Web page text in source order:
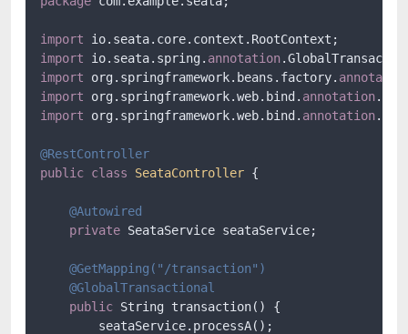
import
import io.seata.spring. annotation
import org.springframework.beans.factory.
import org.springframework.web.bind. annotation
import org.springframework.web.bind. annotation
@RestController
public class SeataController {
@Autowired
private SeataService seataService;
@GetMapping( "/transaction" )
@GlobalTransactional
public String transaction() {
        seataService.processA();